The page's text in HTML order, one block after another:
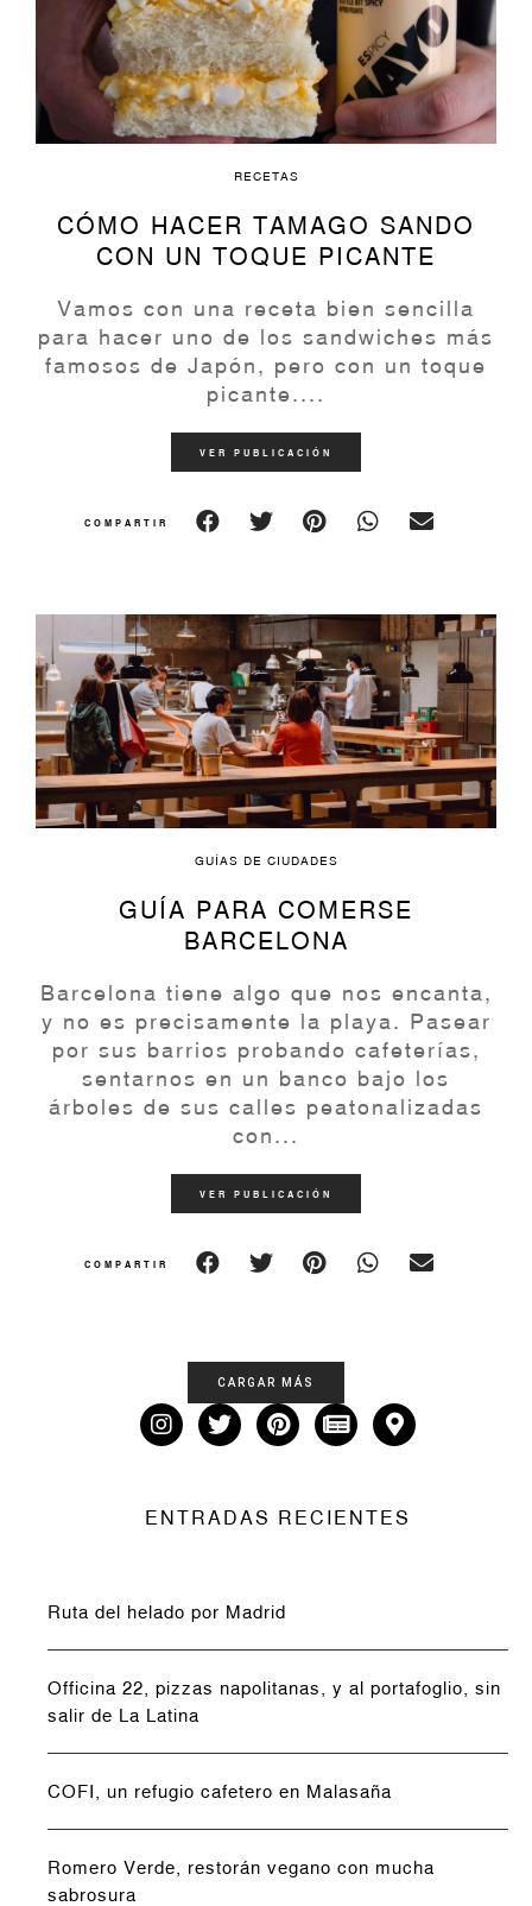
RECETAS
CÓMO HACER TAMAGO SANDO
CON UN TOQUE PICANTE
Vamos con una receta bien sencilla
para hacer uno de los sandwiches más
famosos de Japón, pero con un toque
picante....
VER PUBLICACIÓN
COMPARTIR
GUÍAS DE CIUDADES
GUÍA PARA COMERSE
BARCELONA
Barcelona tiene algo que nos encanta,
y no es precisamente la playa. Pasear
por sus barrios probando cafeterías,
sentarnos en un banco bajo los
árboles de sus calles peatonalizadas
con...
VER PUBLICACIÓN
COMPARTIR
CARGAR MÁS
ENTRADAS RECIENTES
Ruta del helado por Madrid
Officina 22, pizzas napolitanas, y al portafoglio, sin
salir de La Latina
COFI, un refugio cafetero en Malasaña
Romero Verde, restorán vegano con mucha
sabrosura